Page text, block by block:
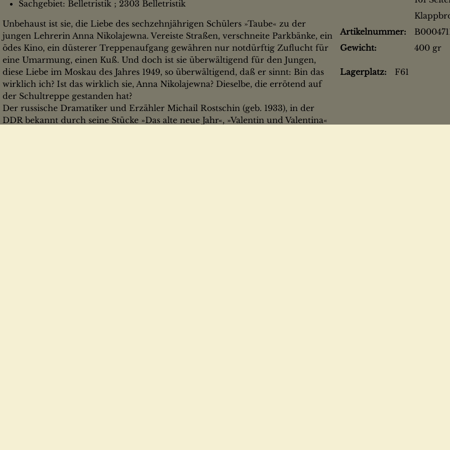
Sachgebiet: Belletristik ; 2303 Belletristik
Unbehaust ist sie, die Liebe des sechzehnjährigen Schülers »Taube« zu der
jungen Lehrerin Anna Nikolajewna. Vereiste Straßen, verschneite Parkbänke, ein
ödes Kino, ein düsterer Treppenaufgang gewähren nur notdürftig Zuflucht für
eine Umarmung, einen Kuß. Und doch ist sie überwältigend für den Jungen,
diese Liebe im Moskau des Jahres 1949, so überwältigend, daß er sinnt: Bin das
wirklich ich? Ist das wirklich sie, Anna Nikolajewna? Dieselbe, die errötend auf
der Schultreppe gestanden hat?
Der russische Dramatiker und Erzähler Michail Rostschin (geb. 1933), in der
DDR bekannt durch seine Stücke »Das alte neue Jahr«, »Valentin und Valentina«
Artikelnummer:
Gewicht:
400 gr
Lagerplatz: F61